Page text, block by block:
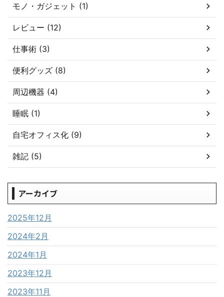
モノ・ガジェット (1)
レビュー (12)
仕事術 (3)
便利グッズ (8)
周辺機器 (4)
睡眠 (1)
自宅オフィス化 (9)
雑記 (5)
アーカイブ
2025年12月
2024年2月
2024年1月
2023年12月
2023年11月